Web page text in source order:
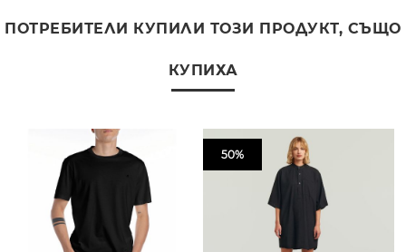
ПОТРЕБИТЕЛИ КУПИЛИ ТОЗИ ПРОДУКТ, СЪЩО
КУПИХА
50%